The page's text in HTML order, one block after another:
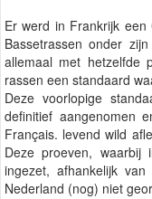
Er werd in Frankrijk
Bassetrassen onder
allemaal met hetzelfde
rassen een standaard
Deze voorlopige
definitief aangenomen
Français. levend wild
Deze proeven,
ingezet, afhankelijk
Nederland (nog) niet